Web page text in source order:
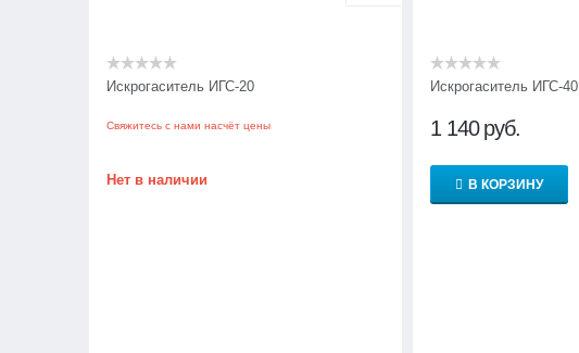
Искрогаситель ИГС-20
Свяжитесь с нами насчёт цены
Нет в наличии
Искрогаситель ИГС-40
1 140 руб.
В КОРЗИНУ